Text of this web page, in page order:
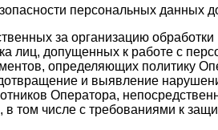
персональных данных
за организацию
лиц, допущенных к работе с
определяющих политику
и выявление
Оператора,
том числе с требованиями к